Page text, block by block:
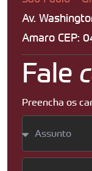
Av.
Amaro CEP:
Fale
Preencha os